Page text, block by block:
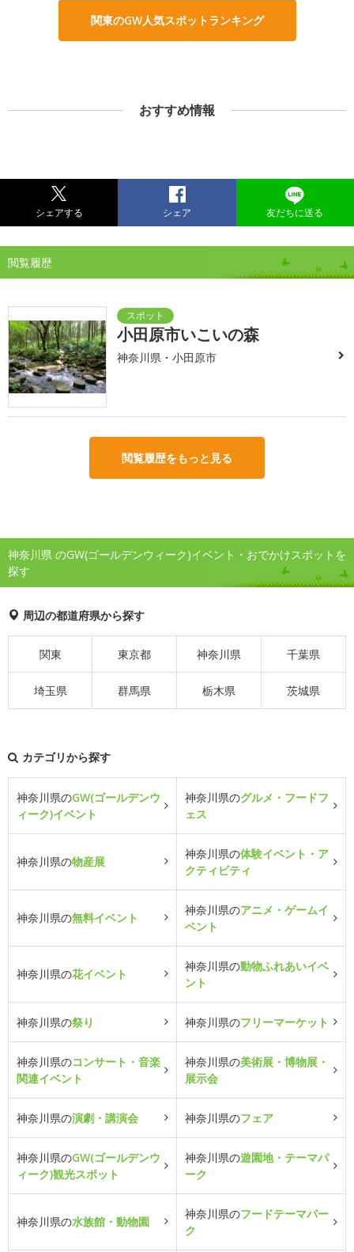
関東のGW人気スポットランキング
おすすめ情報
シェアする シェア 友だちに送る
閲覧履歴
小田原市いこいの森
神奈川県・小田原市
閲覧履歴をもっと見る
神奈川県 のGW(ゴールデンウィーク)イベント・おでかけスポットを
探す
周辺の都道府県から探す
関東 東京都 神奈川県 千葉県
埼玉県 群馬県 栃木県 茨城県
カテゴリから探す
神奈川県のGW(ゴールデンウ
ィーク)イベント
神奈川県のグルメ・フードフ
ェス
神奈川県の物産展
神奈川県の体験イベント・ア
クティビティ
神奈川県の無料イベント
神奈川県のアニメ・ゲームイ
ベント
神奈川県の花イベント
神奈川県の動物ふれあいイベ
ント
神奈川県の祭り 神奈川県のフリーマーケット
神奈川県のコンサート・音楽
関連イベント
神奈川県の美術展・博物展・
展示会
神奈川県の演劇・講演会 神奈川県のフェア
神奈川県のGW(ゴールデンウ
ィーク)観光スポット
神奈川県の遊園地・テーマパ
ーク
神奈川県の水族館・動物園
神奈川県のフードテーマパー
ク